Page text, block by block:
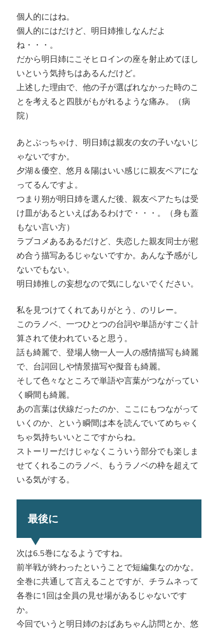
個人的にはね。
個人的にはだけど、明日姉推しなんだよ
ね・・・。
だから明日姉にこそヒロインの座を射止めてほし
いという気持ちはあるんだけど。
上述した理由で、他の子が選ばれなかった時のこ
とを考えると四肢がもがれるような痛み。（病
院）
あとぶっちゃけ、明日姉は親友の女の子いないじ
ゃないですか。
夕湖＆優空、悠月＆陽はいい感じに親友ペアにな
ってるんですよ。
つまり朔が明日姉を選んだ後、親友ペアたちは受
け皿があるといえばあるわけで・・・。（身も蓋
もない言い方）
ラブコメあるあるだけど、失恋した親友同士が慰
め合う描写あるじゃないですか。あんな予感がし
ないでもない。
明日姉推しの妄想なので気にしないでください。
私を見つけてくれてありがとう、のリレー。
このラノベ、一つひとつの台詞や単語がすごく計
算されて使われていると思う。
話も綺麗で、登場人物一人一人の感情描写も綺麗
で、台詞回しや情景描写や擬音も綺麗。
そして色々なところで単語や言葉がつながってい
く瞬間も綺麗。
あの言葉は伏線だったのか、ここにもつながって
いくのか、という瞬間は本を読んでいてめちゃく
ちゃ気持ちいいとこですからね。
ストーリーだけじゃなくこういう部分でも楽しま
せてくれるこのラノベ、もうラノベの枠を超えて
いる気がする。
最後に
次は6.5巻になるようですね。
前半戦が終わったということで短編集なのかな。
全巻に共通して言えることですが、チラムネって
各巻に1回は全員の見せ場があるじゃないです
か。
今回でいうと明日姉のおばあちゃん訪問とか、悠